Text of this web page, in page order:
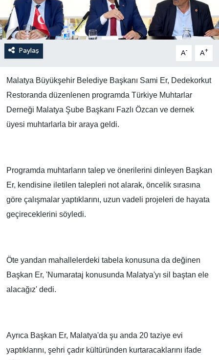
Paylaş A- A+
Malatya Büyükşehir Belediye Başkanı Sami Er, Dedekorkut
Restoranda düzenlenen programda Türkiye Muhtarlar
Derneği Malatya Şube Başkanı Fazlı Özcan ve dernek
üyesi muhtarlarla bir araya geldi.
Programda muhtarların talep ve önerilerini dinleyen Başkan
Er, kendisine iletilen talepleri not alarak, öncelik sırasına
göre çalışmalar yaptıklarını, uzun vadeli projeleri de hayata
geçireceklerini söyledi.
Öte yandan mahallelerdeki tabela konusuna da değinen
Başkan Er, 'Numarataj konusunda Malatya'yı sil baştan ele
alacağız' dedi.
Ayrıca Başkan Er, Malatya'da şu anda 20 taziye evi
yaptıklarını, şehri çadır kültüründen kurtaracaklarını ifade